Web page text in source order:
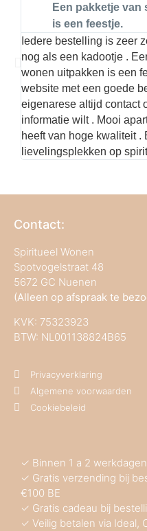
Een pakketje
is een feestje.
Iedere bestelling is zeer
nog als een kadootje .
wonen uitpakken is een
website met een goede
eigenarese altijd contact
informatie wilt . Mooi
heeft van hoge kwaliteit .
lievelingsplekken op
Contact:
Spiritueel Wonen
Spotvogelstraat 48
5672 GC Nuenen
(Alleen op afspraak te
KVK: 75323923
BTW: NL001138824B65
Privacyverklaring
Algemene voorwaarden
Cookiebeleid
✓ Binnen 1 a 2
✓ Gratis verzending bij
€100 BE
✓ Gratis cadeau bij
✓ Veilig betalen via Ideal,